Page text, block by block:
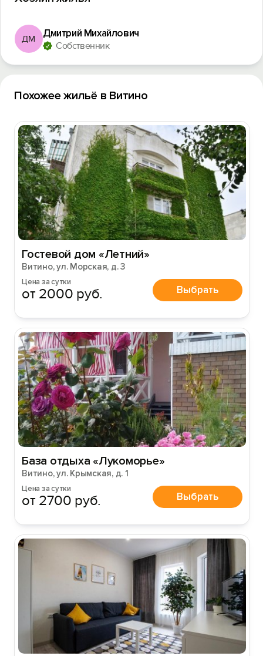
ДМ Дмитрий Михайлович
Собственник
Похожее жильё в Витино
Гостевой дом «Летний»
Витино, ул. Морская, д. 3
Цена за сутки
от 2000 руб. Выбрать
База отдыха «Лукоморье»
Витино, ул. Крымская, д. 1
Цена за сутки
от 2700 руб. Выбрать